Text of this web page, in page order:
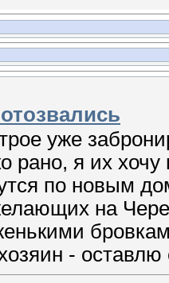
уже
рано, я их
по новым
на
-